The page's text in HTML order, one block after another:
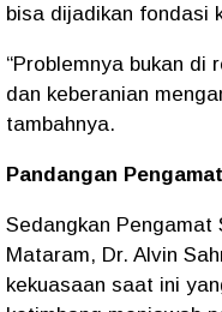
bisa dijadikan fondasi
“Problemnya bukan
dan keberanian
tambahnya.
Pandangan
Sedangkan
Mataram, Dr. Alvin
kekuasaan saat ini